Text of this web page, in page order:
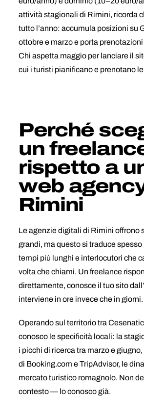
attività stagionali di Rimini, ricorda
tutto l’anno: accumula posizioni su
ottobre e marzo e porta
Chi aspetta maggio per lanciare il
cui i turisti pianificano e prenotano
Perché
un
rispetto a
web
Rimini
Le agenzie digitali di Rimini offrono
grandi, ma questo si traduce spesso
tempi più lunghi e interlocutori che
volta che chiami. Un freelance
direttamente, conosce il tuo sito
interviene in ore invece che in giorni.
Operando sul territorio tra
conosco le specificità locali: la
i picchi di ricerca tra marzo e
di Booking.com e TripAdvisor, le
mercato turistico romagnolo. Non
contesto — lo conosco già.